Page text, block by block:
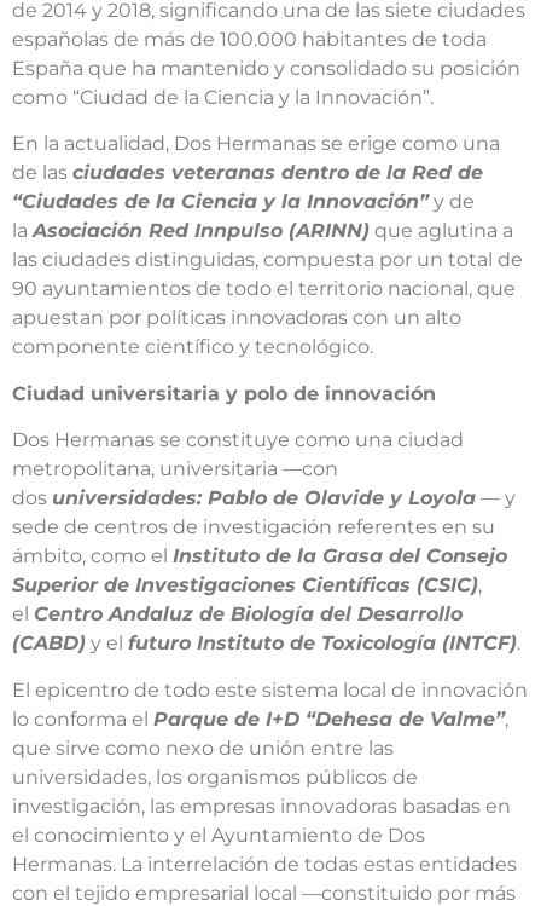
de 2014 y 2018, significando una de las siete ciudades
españolas de más de 100.000 habitantes de toda
España que ha mantenido y consolidado su posición
como “Ciudad de la Ciencia y la Innovación”.
En la actualidad, Dos Hermanas se erige como una
de las ciudades veteranas dentro de la Red de
“Ciudades de la Ciencia y la Innovación” y de
laAsociación Red Innpulso (ARINN) que aglutina a
las ciudades distinguidas, compuesta por un total de
90 ayuntamientos de todo el territorio nacional, que
apuestan por políticas innovadoras con un alto
componente científico y tecnológico.
Ciudad universitaria y polo de innovación
Dos Hermanas se constituye como una ciudad
metropolitana, universitaria —con
dos universidades: Pablo de Olavide y Loyola — y
sede de centros de investigación referentes en su
ámbito, como el Instituto de la Grasa del Consejo
Superior de Investigaciones Científicas (CSIC),
el Centro Andaluz de Biología del Desarrollo
(CABD) y el futuro Instituto de Toxicología (INTCF).
El epicentro de todo este sistema local de innovación
lo conforma el Parque de I+D “Dehesa de Valme”,
que sirve como nexo de unión entre las
universidades, los organismos públicos de
investigación, las empresas innovadoras basadas en
el conocimiento y el Ayuntamiento de Dos
Hermanas. La interrelación de todas estas entidades
con el tejido empresarial local —constituido por más